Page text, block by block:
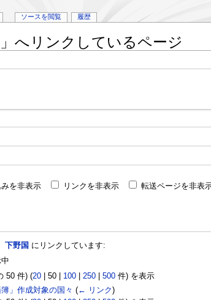
」へリンクしているページ
を非表示 リンクを非表示 転送ページを非表
下野国 にリンクしています:
50 件) (20| 50| 100| 250| 500件) を表示
簿」作成対象の国々 (← リンク )
ソースを閲覧 履歴